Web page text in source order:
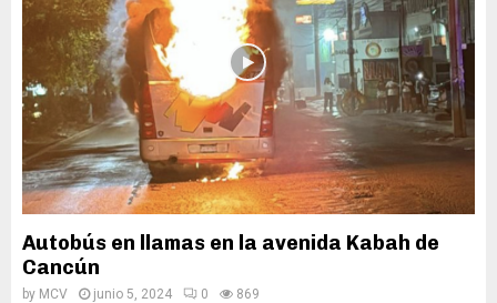
Autobús en llamas en la avenida Kabah de
Cancún
by MCV junio 5, 2024 0 869